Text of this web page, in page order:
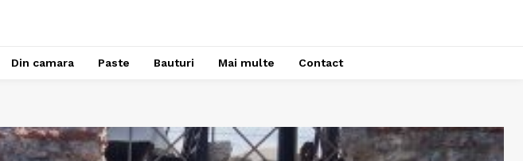
Din camara Paste Bauturi Mai multe Contact